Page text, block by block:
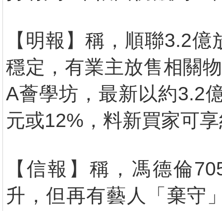
【明報】稱，順聯3.2
穩定，有業主放售相關
A薈學坊，最新以約3.2
元或12%，料新買家可
【信報】稱，馮德倫
升，但再有藝人「棄守